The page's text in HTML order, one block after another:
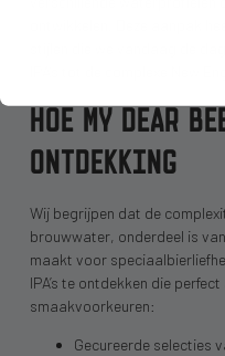
HOE MY DEAR
ONTDEKKING
Wij begrijpen dat de
brouwwater, onderdeel is
maakt voor
IPA’s te ontdekken die
smaakvoorkeuren:
Gecureerde selecties